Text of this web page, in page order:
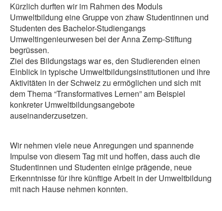
Kürzlich durften wir im Rahmen des Moduls
Umweltbildung eine Gruppe von zhaw Studentinnen und
Studenten des Bachelor-Studiengangs
Umweltingenieurwesen bei der Anna Zemp-Stiftung
begrüssen.
Ziel des Bildungstags war es, den Studierenden einen
Einblick in typische Umweltbildungsinstitutionen und ihre
Aktivitäten in der Schweiz zu ermöglichen und sich mit
dem Thema “Transformatives Lernen” am Beispiel
konkreter Umweltbildungsangebote
auseinanderzusetzen.
Wir nehmen viele neue Anregungen und spannende
Impulse von diesem Tag mit und hoffen, dass auch die
Studentinnen und Studenten einige prägende, neue
Erkenntnisse für ihre künftige Arbeit in der Umweltbildung
mit nach Hause nehmen konnten.